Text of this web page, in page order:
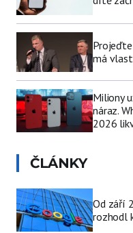
Projeďte
má
Miliony
náraz.
2026
ČLÁNKY
Od září
rozhodl